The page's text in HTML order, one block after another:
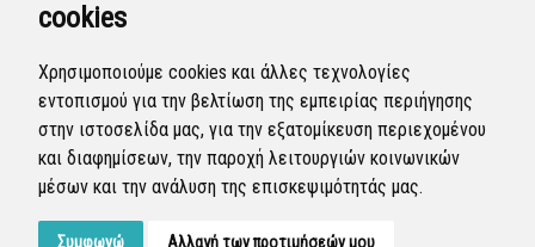
cookies
Χρησιμοποιούμε cookies και άλλες τεχνολογίες
εντοπισμού για την βελτίωση της εμπειρίας περιήγησης
στην ιστοσελίδα μας, για την εξατομίκευση περιεχομένου
και διαφημίσεων, την παροχή λειτουργιών κοινωνικών
μέσων και την ανάλυση της επισκεψιμότητάς μας.
Συμφωνώ Αλλαγή των προτιμήσεών μου
Διεύθυνση Πρασίνου
(Επόπτης)
30 Ιουν 2026 - 14:19
Η αναφορά προγραμματίστηκε να επιλυθεί.
Προγραμματισμένη